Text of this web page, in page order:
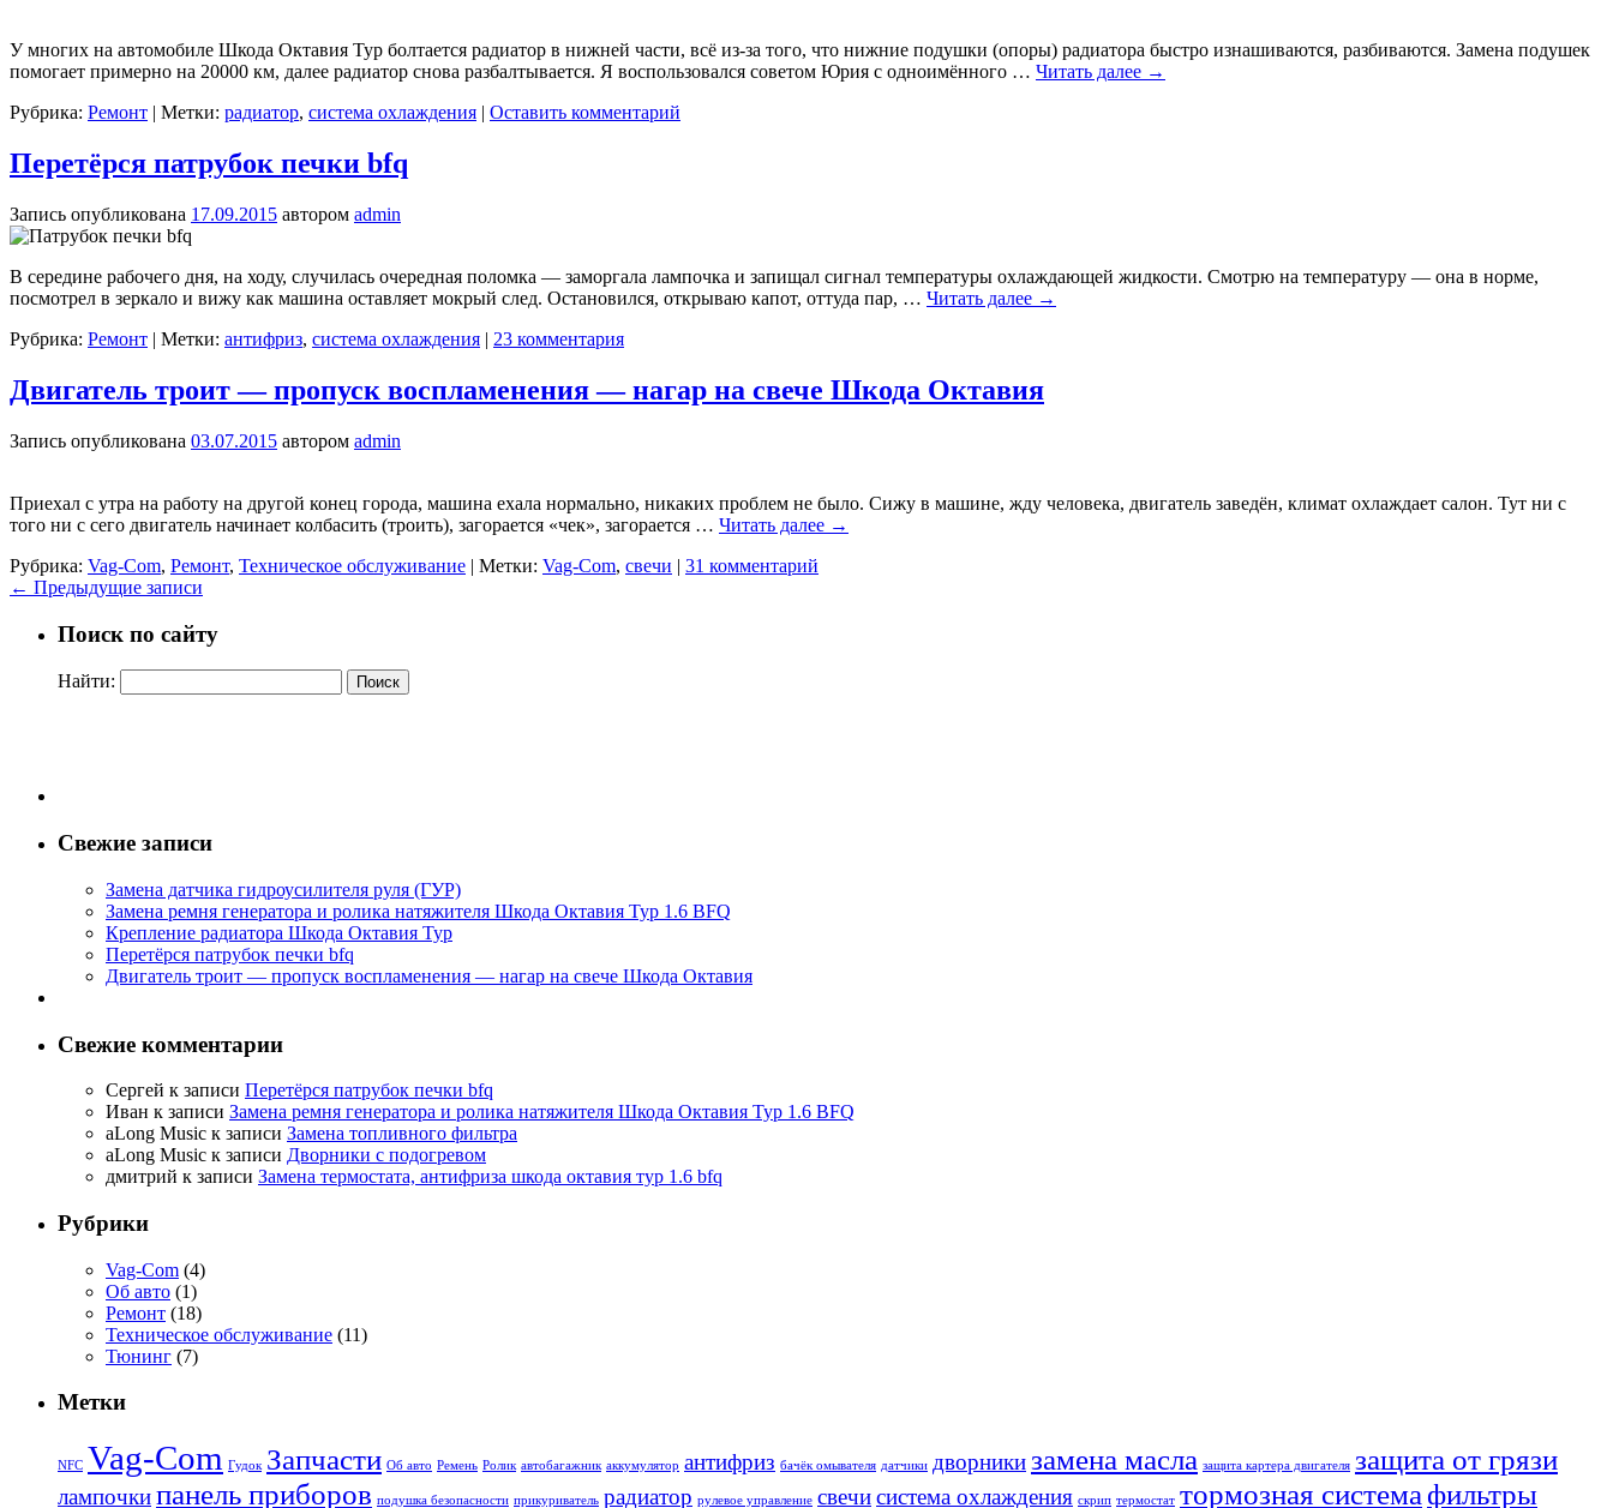
У многих на автомобиле Шкода Октавия Тур болтается радиатор в нижней части, всё из-за того, что нижние подушки (опоры) радиатора быстро изнашиваются, разбиваются. Замена подушек
помогает примерно на 20000 км, далее радиатор снова разбалтывается. Я воспользовался советом Юрия с одноимённого … Читать далее →
Рубрика: Ремонт | Метки: радиатор, система охлаждения | Оставить комментарий
Перетёрся патрубок печки bfq
Запись опубликована 17.09.2015 автором admin
В середине рабочего дня, на ходу, случилась очередная поломка — заморгала лампочка и запищал сигнал температуры охлаждающей жидкости. Смотрю на температуру — она в норме,
посмотрел в зеркало и вижу как машина оставляет мокрый след. Остановился, открываю капот, оттуда пар, … Читать далее →
Рубрика: Ремонт | Метки: антифриз, система охлаждения | 23 комментария
Двигатель троит — пропуск воспламенения — нагар на свече Шкода Октавия
Запись опубликована 03.07.2015 автором admin
Приехал с утра на работу на другой конец города, машина ехала нормально, никаких проблем не было. Сижу в машине, жду человека, двигатель заведён, климат охлаждает салон. Тут ни с
того ни с сего двигатель начинает колбасить (троить), загорается «чек», загорается … Читать далее →
Рубрика: Vag-Com, Ремонт, Техническое обслуживание | Метки: Vag-Com, свечи | 31 комментарий
← Предыдущие записи
Поиск по сайту
Найти:
Свежие записи
Замена датчика гидроусилителя руля (ГУР)
Замена ремня генератора и ролика натяжителя Шкода Октавия Тур 1.6 BFQ
Крепление радиатора Шкода Октавия Тур
Перетёрся патрубок печки bfq
Двигатель троит — пропуск воспламенения — нагар на свече Шкода Октавия
Свежие комментарии
Сергей к записи Перетёрся патрубок печки bfq
Иван к записи Замена ремня генератора и ролика натяжителя Шкода Октавия Тур 1.6 BFQ
aLong Music к записи Замена топливного фильтра
aLong Music к записи Дворники с подогревом
дмитрий к записи Замена термостата, антифриза шкода октавия тур 1.6 bfq
Рубрики
Vag-Com (4)
Об авто (1)
Ремонт (18)
Техническое обслуживание (11)
Тюнинг (7)
Метки
NFC Vag-Com Гудок Запчасти Об авто Ремень Ролик автобагажник аккумулятор антифриз бачёк омывателя датчики дворникизамена масла защита картера двигателя защита от грязи
лампочкипанель приборов подушка безопасности прикуриватель радиатор рулевое управление свечисистема охлаждения скрип термостат тормозная система фильтры